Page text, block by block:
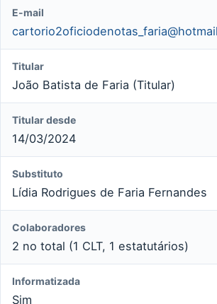
E-mail
Titular
João Batista de Faria (Titular)
Titular desde
14/03/2024
Substituto
Lídia Rodrigues de Faria Fernandes
Colaboradores
2 no total (1 CLT, 1 estatutários)
Informatizada
Sim